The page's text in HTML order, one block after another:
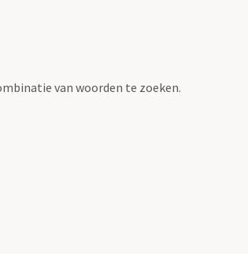
van woorden te zoeken.